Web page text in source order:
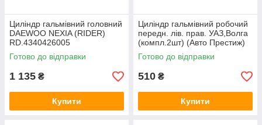
Циліндр гальмівний головний
DAEWOO NEXIA (RIDER)
RD.4340426005
Готово до відправки
1 135 ₴
Купити
Цилiндр гальмiвний робочий
передн. лiв. прав. УАЗ,Волга
(компл.2шт) (Авто Престиж)
2410-3501041/40
Готово до відправки
510 ₴
Купити